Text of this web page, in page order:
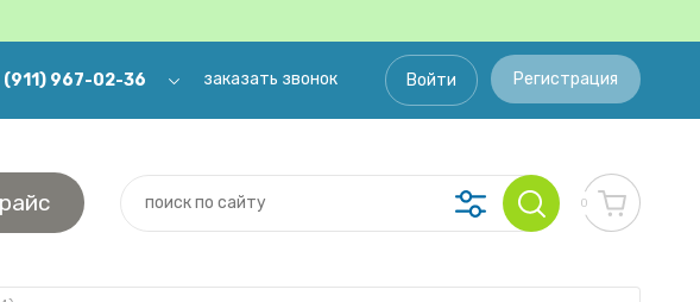
(911) 967-02-36 заказать звонок Войти Регистрация
0